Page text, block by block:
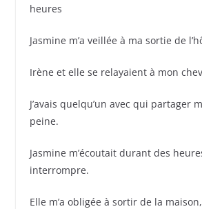
heures
Jasmine m’a veillée à ma sortie de
Irène et elle se relayaient à mon
J’avais quelqu’un avec qui partager
peine.
Jasmine m’écoutait durant des
interrompre.
Elle m’a obligée à sortir de la